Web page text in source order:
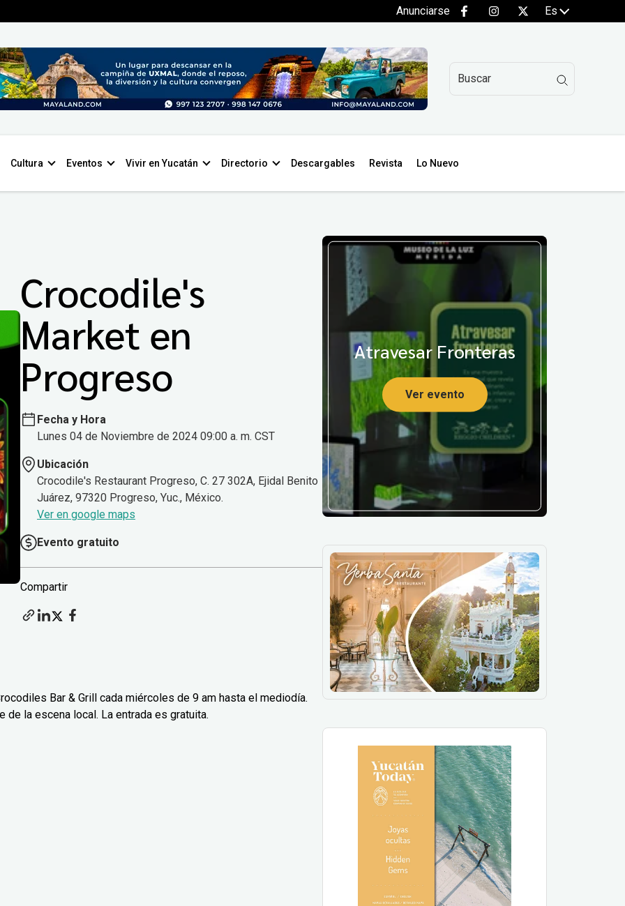
Anunciarse Es
Cultura Eventos Vivir en Yucatán Directorio Descargables Revista Lo Nuevo
Crocodile's
Market en
Progreso
Fecha y Hora
Lunes 04 de Noviembre de 2024 09:00 a. m. CST
Ubicación
Crocodile's Restaurant Progreso, C. 27 302A, Ejidal Benito
Juárez, 97320 Progreso, Yuc., México.
Ver en google maps
Evento gratuito
Compartir
Bar & Grill cada miércoles de 9 am hasta el mediodía.
de la escena local. La entrada es gratuita.
Atravesar Fronteras
Ver evento